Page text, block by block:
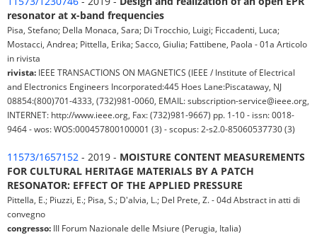
resonator at x-band frequencies
Pisa, Stefano; Della Monaca, Sara; Di Trocchio, Luigi; Ficcadenti, Luca;
Mostacci, Andrea; Pittella, Erika; Sacco, Giulia; Fattibene, Paola - 01a Articolo
in rivista
rivista: IEEE TRANSACTIONS ON MAGNETICS (IEEE / Institute of Electrical
and Electronics Engineers Incorporated:445 Hoes Lane:Piscataway, NJ
08854:(800)701-4333, (732)981-0060, EMAIL: subscription-service@ieee.org,
INTERNET: http://www.ieee.org, Fax: (732)981-9667) pp. 1-10 - issn: 0018-
9464 - wos: WOS:000457800100001 (3) - scopus: 2-s2.0-85060537730 (3)
11573/1657152 - 2019 - MOISTURE CONTENT MEASUREMENTS
FOR CULTURAL HERITAGE MATERIALS BY A PATCH
RESONATOR: EFFECT OF THE APPLIED PRESSURE
Pittella, E.; Piuzzi, E.; Pisa, S.; D'alvia, L.; Del Prete, Z. - 04d Abstract in atti di
convegno
congresso: III Forum Nazionale delle Msiure (Perugia, Italia)